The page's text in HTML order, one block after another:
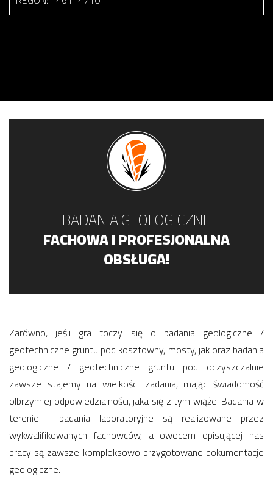
BADANIA GEOLOGICZNE
FACHOWA I PROFESJONALNA
OBSŁUGA!
Zarówno, jeśli gra toczy się o badania geologiczne /
geotechniczne gruntu pod kosztowny, mosty, jak oraz badania
geologiczne / geotechniczne gruntu pod oczyszczalnie
zawsze stajemy na wielkości zadania, mając świadomość
olbrzymiej odpowiedzialności, jaka się z tym wiąże. Badania w
terenie i badania laboratoryjne są realizowane przez
wykwalifikowanych fachowców, a owocem opisującej nas
pracy są zawsze kompleksowo przygotowane dokumentacje
geologiczne.